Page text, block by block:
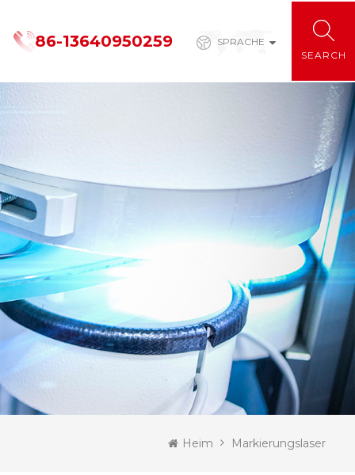
SPRACHE
86-13640950259
Heim Markierungslaser